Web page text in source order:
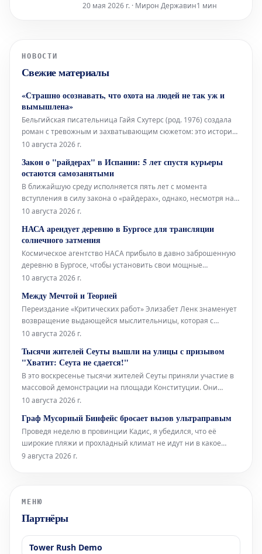
напряженность на финансовых
Возвращение доходности
20 мая 2026 г. · Мирон Державин1 мин
НОВОСТИ
Свежие материалы
«Страшно осознавать, что охота на людей не так уж и
вымышлена»
Бельгийская писательница Гайя Схутерс (род. 1976) создала
роман с тревожным и захватывающим сюжетом: это история
Хантера Уайта, богатого американского охотника, которому во
необычную добычу. Роман «Трофей» стал международным
успехом, получил спе
10 августа 2026 г.
Закон о "райдерах" в Испании: 5 лет спустя курьеры
остаются самозанятыми
В ближайшую среду исполняется пять лет с момента
вступления в силу закона о «райдерах», однако, несмотря на
это, по улицам всё ещё ездят курьеры, работающие как
модель наёмных сотрудников не ранее конца текущего года.
Glovo потребовалос
10 августа 2026 г.
НАСА арендует деревню в Бургосе для трансляции
солнечного затмения
Космическое агентство НАСА прибыло в давно заброшенную
деревню в Бургосе, чтобы установить свои мощные
телескопы. С их помощью 12 августа 2026 года будет
10 миллионов человек. Деревня, под названием
Вильялибадо, расположена
10 августа 2026 г.
Между Мечтой и Теорией
Переиздание «Критических работ» Элизабет Ленк знаменует
возвращение выдающейся мыслительницы, которая с
необычайной лёгкостью объединяет положения Критической
отстаивает ценность фантазии, противопоставляя её
чрезмерной немецкой серьёзност
10 августа 2026 г.
Тысячи жителей Сеуты вышли на улицы с призывом
"Хватит: Сеута не сдается!"
В это воскресенье тысячи жителей Сеуты приняли участие в
массовой демонстрации на площади Конституции. Они
собрались, чтобы потребовать решительных действий в ответ
массового притока мигрантов 30 июля. Главным лозунгом дня
стало "Хватит! Сеут
10 августа 2026 г.
Граф Мусорный Бинфейс бросает вызов ультраправым
Проведя неделю в провинции Кадис, я убедился, что её
широкие пляжи и прохладный климат не идут ни в какое
сравнение со средиземноморским побережьем. Здесь, в
9 августа 2026 г.
МЕНЮ
Партнёры
Tower Rush Demo